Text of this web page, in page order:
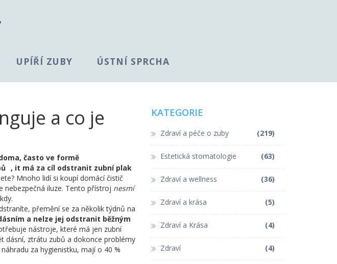
UPÍŘÍ ZUBY ÚSTNÍ SPRCHA
a co je
často ve formě
, it má za cíl odstranit zubní plak
Mnoho lidí si koupí domácí čistič
nebezpečná iluze. Tento přístroj nesmí
přemění se za několik týdnů na
a nelze jej odstranit běžným
nástroje, které má jen zubní
dásní, ztrátu zubů a dokonce problémy
za hygienistku, mají o 40 %
KATEGORIE
Zdraví a péče o zuby (219)
Estetická stomatologie (63)
Zdraví a wellness (36)
Zdraví a krása (5)
Zdraví a Krása (4)
Zdraví (4)